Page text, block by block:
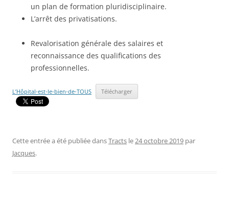
un plan de formation pluridisciplinaire.
L’arrêt des privatisations.
Revalorisation générale des salaires et
reconnaissance des qualifications des
professionnelles.
L’Hôpital-est-le-bien-de-TOUS Télécharger
Cette entrée a été publiée dansTracts le24 octobre 2019 par
Jacques.